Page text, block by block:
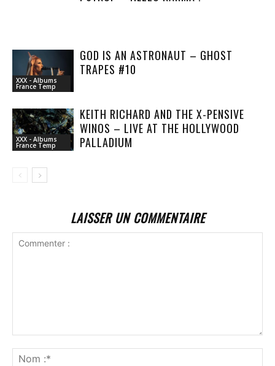
XXX - Albums
France Temp
GOD IS AN ASTRONAUT – GHOST
TRAPES #10
XXX - Albums
France Temp
KEITH RICHARD AND THE X-PENSIVE
WINOS – LIVE AT THE HOLLYWOOD
PALLADIUM
LAISSER UN COMMENTAIRE